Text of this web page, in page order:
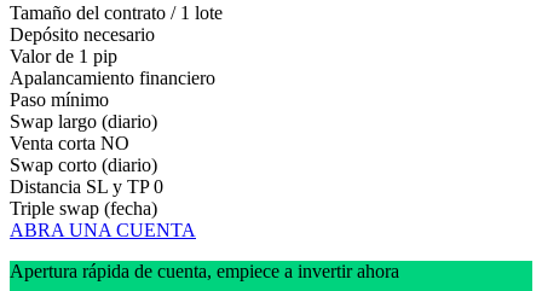
Tamaño del contrato / 1 lote
Depósito necesario
Valor de 1 pip
Apalancamiento financiero
Paso mínimo
Swap largo (diario)
Venta corta NO
Swap corto (diario)
Distancia SL y TP 0
Triple swap (fecha)
ABRA UNA CUENTA
Apertura rápida de cuenta, empiece a invertir ahora